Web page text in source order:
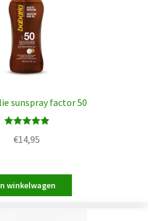
sunspray factor 50
uit 5
€14,95